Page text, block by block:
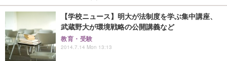
【学校ニュース】明大が法制度を学ぶ集中講座、
武蔵野大が環境戦略の公開講義など
教育・受験
2014.7.14 Mon 13:13